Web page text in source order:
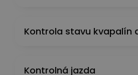
Kontrola stavu kvapalín
Kontrolná jazda